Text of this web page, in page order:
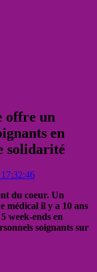
offre un
en
solidarité
du coeur. Un
médical il y a 10 ans
week-ends en
soignants sur